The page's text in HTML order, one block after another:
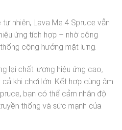
nhiên, Lava Me 4 Spruce vẫn
ứng tích hợp – nhờ công
cộng hưởng mặt lưng.
lại chất lượng hiệu ứng cao,
khi chơi lớn. Kết hợp cùng âm
bạn có thể cảm nhận độ
thống và sức mạnh của